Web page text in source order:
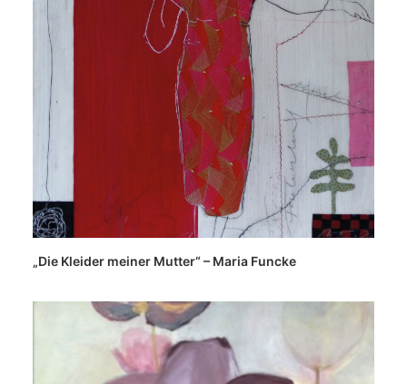
„Die Kleider meiner Mutter“ – Maria Funcke